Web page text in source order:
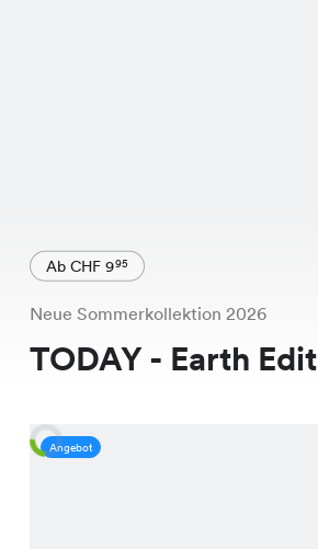
Ab CHF 995
Neue Sommerkollektion 2026
TODAY - Earth Edit
Angebot